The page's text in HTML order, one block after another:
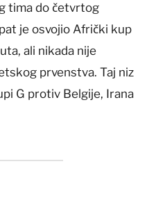
tima do četvrtog
je osvojio Afrički kup
ali nikada nije
prvenstva. Taj niz
G protiv Belgije, Irana